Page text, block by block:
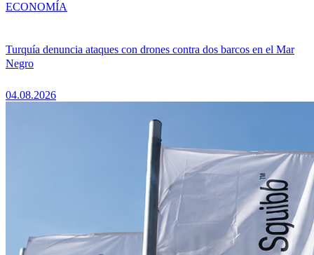
Turquía denuncia ataques con drones contra dos barcos en el Mar
Negro
04.08.2026
ECONOMÍA